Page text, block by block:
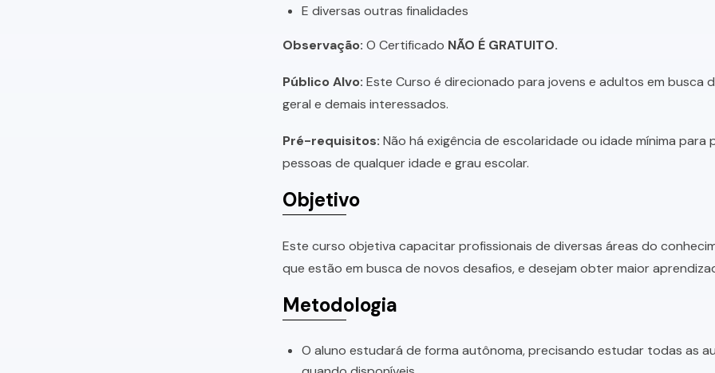
E diversas outras finalidades
Observação: O Certificado NÃO É GRATUITO.
Público Alvo: Este Curso é direcionado para jovens e adultos em busca
geral e demais interessados.
Pré-requisitos: Não há exigência de escolaridade ou idade mínima
pessoas de qualquer idade e grau escolar.
Objetivo
Este curso objetiva capacitar profissionais de diversas áreas do
que estão em busca de novos desafios, e desejam obter maior
Metodologia
O aluno estudará de forma autônoma, precisando estudar todas as